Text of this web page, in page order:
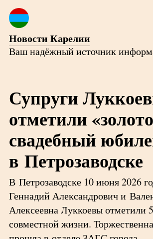
Новости Карелии
Ваш надёжный источник
Супруги
отметили
свадебный
в Петрозаводске
В Петрозаводске 10 июня 2026
Геннадий Александрович и
Алексеевна Луккоевы отметили
совместной жизни.